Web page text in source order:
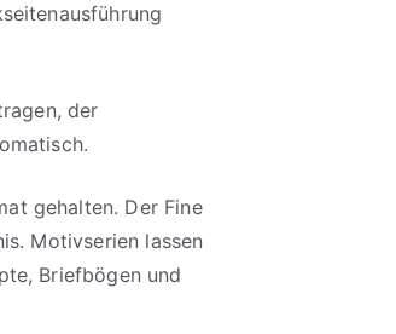
der
gehalten. Der Fine
Motivserien lassen
Briefbögen und